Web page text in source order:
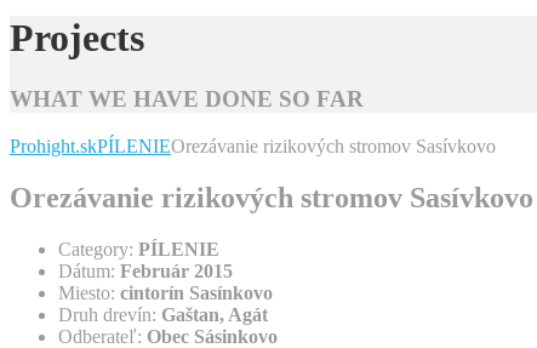
Projects
WHAT WE HAVE DONE SO FAR
Prohight.skPÍLENIEOrezávanie rizikových stromov Sasívkovo
Orezávanie rizikových stromov Sasívkovo
Category: PÍLENIE
Dátum: Február 2015
Miesto: cintorín Sasínkovo
Druh drevín: Gaštan, Agát
Odberateľ: Obec Sásinkovo